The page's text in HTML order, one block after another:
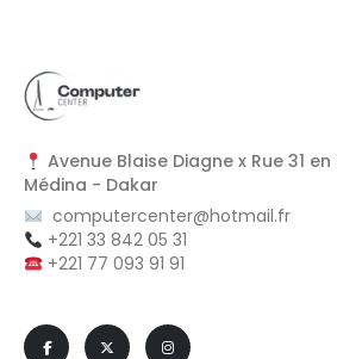
Avenue Blaise Diagne x Rue 31
Médina - Dakar
computercenter@hotmail.fr
+221 33 842 05 31
+221 77 093 91 91